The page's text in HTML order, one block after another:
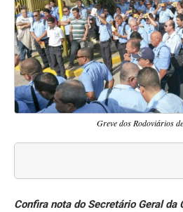
Greve dos Rodoviários
Confira nota do Secretário Geral da